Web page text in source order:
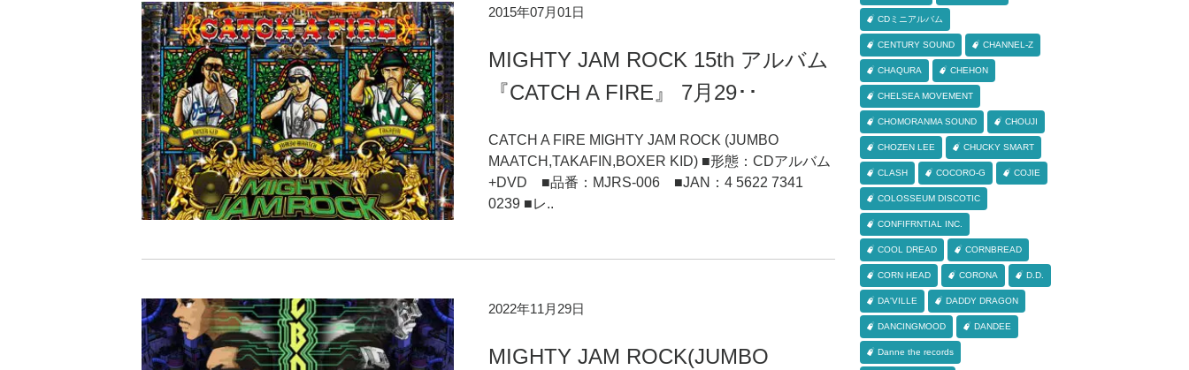
2015年07月01日
MIGHTY JAM ROCK 15th アルバム
『CATCH A FIRE』 7月29･･
CATCH A FIRE MIGHTY JAM ROCK (JUMBO
MAATCH,TAKAFIN,BOXER KID) ■形態：CDアルバム
+DVD ■品番：MJRS-006 ■JAN：4 5622 7341
0239 ■レ..
2022年11月29日
MIGHTY JAM ROCK(JUMBO
CDミニアルバム
CENTURY SOUND CHANNEL-Z
CHAQURA CHEHON
CHELSEA MOVEMENT
CHOMORANMA SOUND CHOUJI
CHOZEN LEE CHUCKY SMART
CLASH COCORO-G COJIE
COLOSSEUM DISCOTIC
CONFIFRNTIAL INC.
COOL DREAD CORNBREAD
CORN HEAD CORONA D.D.
DA'VILLE DADDY DRAGON
DANCINGMOOD DANDEE
Danne the records